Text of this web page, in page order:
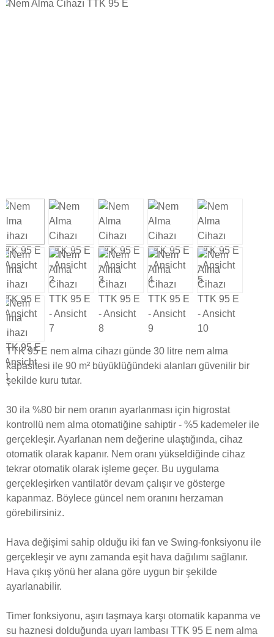
TTK 95 E nem alma cihazı günde 30 litre nem alma
kapasitesi ile 90 m² büyüklüğündeki alanları güvenilir bir
şekilde kuru tutar.
30 ila %80 bir nem oranın ayarlanması için higrostat
kontrollü nem alma otomatiğine sahiptir - %5 kademeler ile
gerçekleşir. Ayarlanan nem değerine ulaştığında, cihaz
otomatik olarak kapanır. Nem oranı yükseldiğinde cihaz
tekrar otomatik olarak işleme geçer. Bu uygulama
gerçekleşirken vantilatör devam çalışır ve gösterge
kapanmaz. Böylece güncel nem oranını herzaman
görebilirsiniz.
Hava değişimi sahip olduğu iki fan ve Swing-fonksiyonu ile
gerçekleşir ve aynı zamanda eşit hava dağılımı sağlanır.
Hava çıkış yönü her alana göre uygun bir şekilde
ayarlanabilir.
Timer fonksiyonu, aşırı taşmaya karşı otomatik kapanma ve
su haznesi dolduğunda uyarı lambası TTK 95 E nem alma